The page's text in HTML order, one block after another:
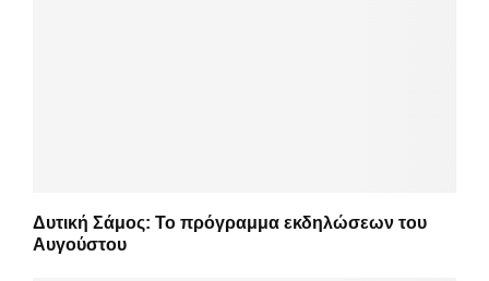
Δυτική Σάμος: Το πρόγραμμα εκδηλώσεων του
Αυγούστου